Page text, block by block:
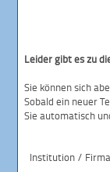
Leider gibt es zu
Sie können sich
Sobald ein neuer
Sie automatisch
Institution / Firma